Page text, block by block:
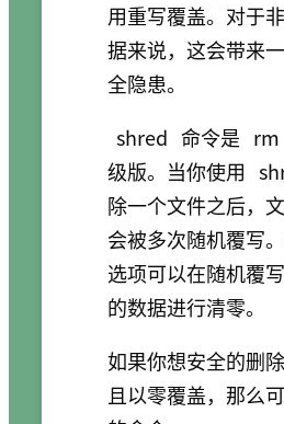
用重写覆盖。对于
据来说，这会带来
全隐患。
shred 命令是 rm
级版。当你使用
除一个文件之后，
会被多次随机覆写
选项可以在随机覆
的数据进行清零。
如果你想安全的删
且以零覆盖，那么